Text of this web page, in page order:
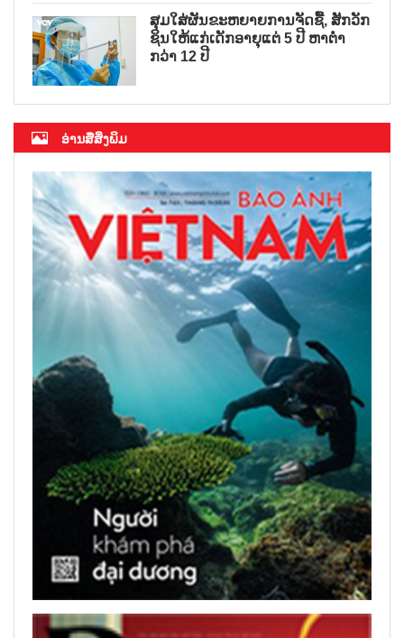
ສຸມໃສ່ຜັນຂະຫຍາຍການຈັດຊື້, ສັກວັກ
ຊິນໃຫ້ແກ່ເດັກອາຍຸແຕ່ 5 ປີ ຫາຕ່ຳ
ກວ່າ 12 ປີ
ອ່ານສື່ສິ່ງພິມ